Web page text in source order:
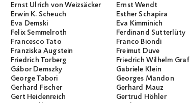
Ernst Ulrich von Weizsäcker Ernst Wendt
Erwin K. Scheuch Esther Schapira
Eva Demski Eva Kimminich
Felix Semmelroth Ferdinand Sutterlüty
Francesco Tato Franco Biondi
Franziska Augstein Freimut Duve
Friedrich Torberg Friedrich Wilhelm Graf
Gábor Demszky Gabriele Klein
George Tabori Georges Mandon
Gerhard Fischer Gerhard Mauz
Gert Heidenreich Gertrud Höhler